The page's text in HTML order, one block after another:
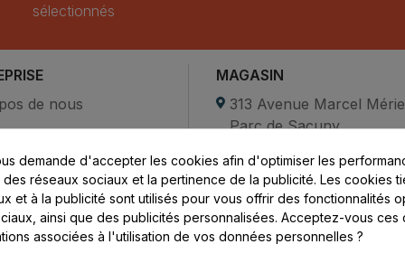
sélectionnés
de nous
nous
MAGASIN
313 Avenue Marcel
Parc de Sacuny
Lundi au vendredi :
8h - 16h
uniquement sur Rendez-
demande d'accepter les cookies afin d'optimiser les
réseaux sociaux et la pertinence de la publicité. Les cookies
et à la publicité sont utilisés pour vous offrir des fonctionnalités
ainsi que des publicités personnalisées. Acceptez-vous ces
associées à l'utilisation de vos données personnelles ?